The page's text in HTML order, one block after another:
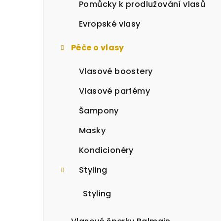
Pomůcky k prodlužování vlasů
Evropské vlasy
Péče o vlasy
Vlasové boostery
Vlasové parfémy
Šampony
Masky
Kondicionéry
Styling
Styling